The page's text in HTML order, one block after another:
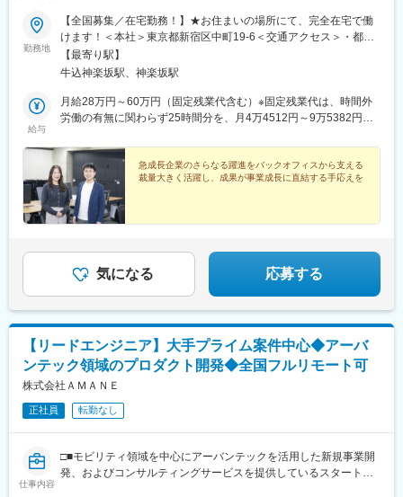
駅、逗子駅、三崎口駅、長野駅、松本駅、上田駅、佐久平駅、飯
田駅(長野県)、豊科駅、中野松川駅、飯山駅、須坂駅、広丘駅、甲
府駅、竜王駅、石和温泉駅、富士山駅、山梨市駅、都留市駅、韮
崎駅、大月駅、富山駅、越中中川駅、砺波駅、黒部駅、魚津駅、
駅、沼津駅、磐田駅、藤枝駅、岡崎駅、豊橋駅、名古屋駅、刈谷
市駅、名鉄一宮駅、三河安城駅、岐阜駅、各務ケ原駅、多治見
(東海道本線)、梅田駅(地下鉄)、茨木駅、京都駅、宇治駅(奈良
線)、亀岡駅、奈良駅、天理駅、和歌山駅、姫路駅、西宮駅(ＪＲ
線)、尼崎駅(東海道本線)、明石駅、神戸駅(兵庫県)、宝塚駅、伊丹
駅(阪急線)、芦屋駅(東海道本線)、大津駅、草津駅(滋賀県)、彦根
駅、八日市駅、倉敷市駅、岡山駅、津山駅、広島駅、福山駅、呉
駅、ＪＲ松山駅前駅、今治駅、宇和島駅、高松駅(香川県)、丸亀
駅、徳島駅、阿南駅、鳴門駅、久留米駅、小倉駅(福岡県)、大牟田
駅、筑紫駅、天神駅、大分駅、別府駅(大分県)、中津駅(大分県)、
宮崎駅、延岡駅、都城駅、鹿児島駅、熊本駅、佐賀駅、長崎駅(長
崎県)、佐世保駅、那覇空港駅(鉄道)、秋葉原駅、高田馬場駅、綾
瀬駅、豊田駅、溝の口駅、なんば駅(地下鉄)、心斎橋駅、天王寺
駅、金山駅(愛知県)、伏見駅(愛知県)、博多駅、中洲川端駅、山科
駅、久喜駅、本八幡駅(総武線)、大宮駅(埼玉県)、さっぽろ駅、函
館駅前駅、津軽五所川原駅、田茂山駅、あおば通駅、曽根田駅、
鷹巣駅、工機前駅、佐貫駅、宇都宮駅東口駅、今市駅、中央前橋
赤羽岩淵駅、新宿駅(東京メトロ)、東池袋駅、不動前駅、住吉駅
(東京都)、六本木一丁目駅、布田駅、稲荷町駅(東京都)、立川北
勤務地
【全国募集／在宅勤務！】★お住まいの場所にて、完全在宅で働
けます！＜本社＞東京都新宿区中町19-6＜交通アクセス＞・都営
大江戸線「牛込神楽坂駅」より徒歩4分・東京メトロ東西線「神楽
坂駅」より徒歩8分・JR中央線／総武線「飯田橋駅」より徒歩約
【最寄り駅】
牛込神楽坂駅、神楽坂駅
給与
月給28万円～60万円（固定残業代含む）※固定残業代は、時間外
労働の有無に関わらず25時間分を、月4万4512円～9万5382円支
急成長企業のさらなる躍進をバックオフィスから支える
裁量大きく活躍し、成果が事業成長に直結する手応えを
気になる 応募する
【リードエンジニア】大手プライム案件中心◆アーバ
ンテック領域のプロダクト開発◆全国フルリモート可
株式会社ＡＭＡＮＥ
正社員 転勤なし
仕事内容
□■モビリティ領域を中心にアーバンテックを活用した新規事業開
発、およびコンサルティングサービスを提供しているスタートア